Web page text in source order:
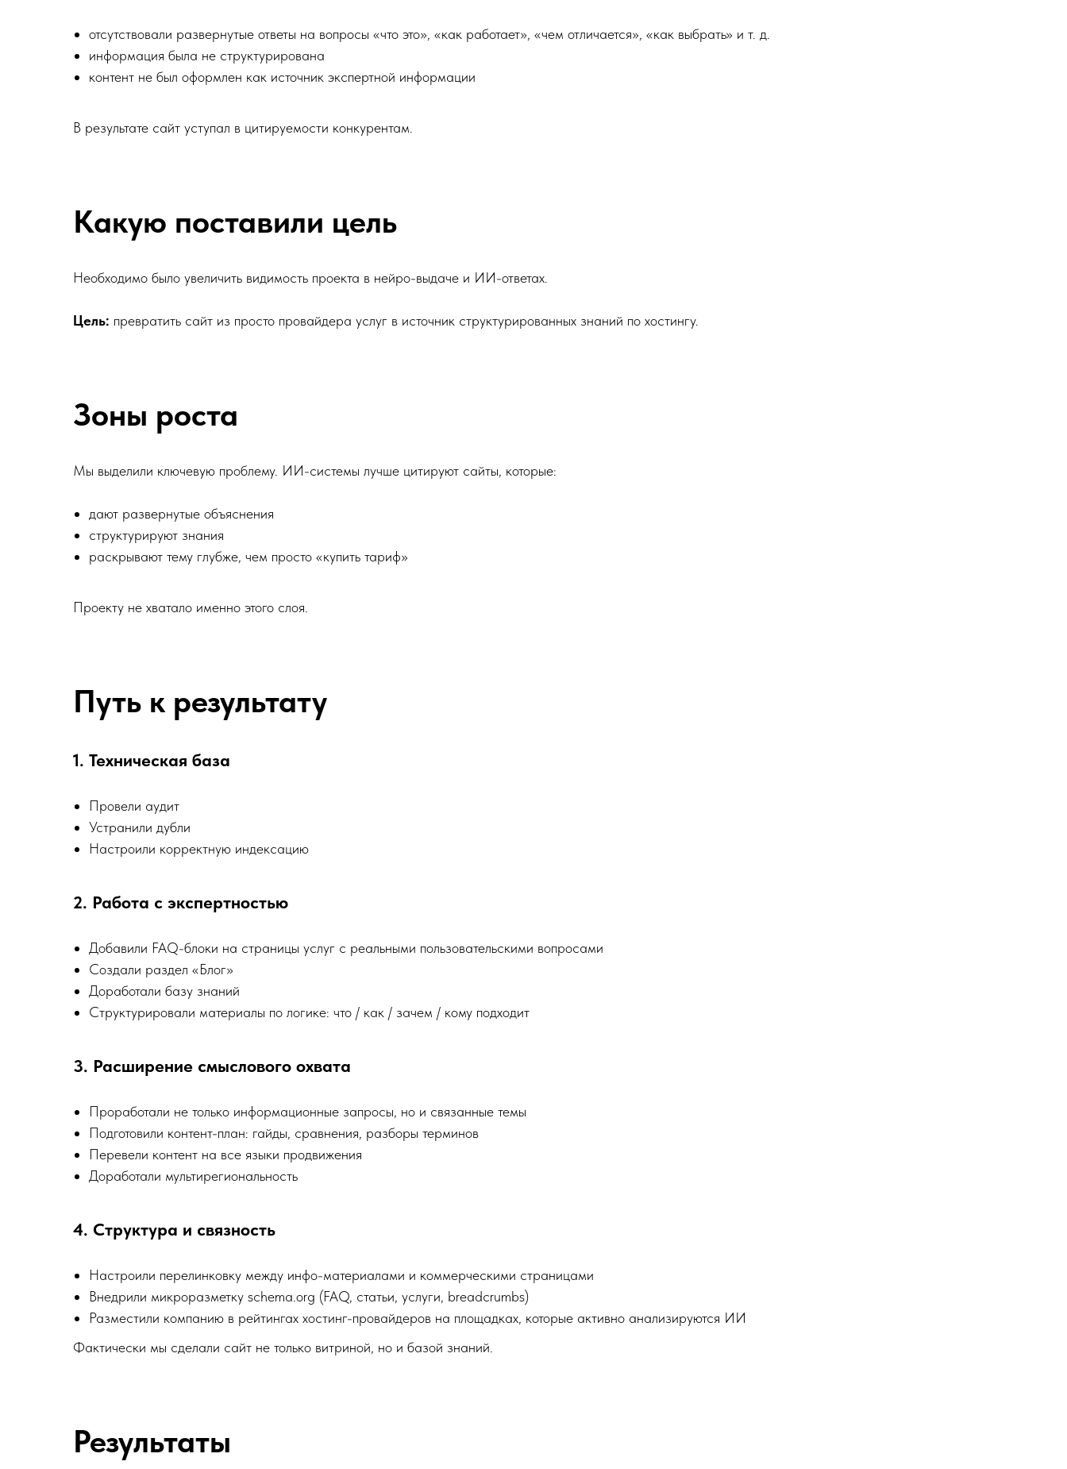
отсутствовали развернутые ответы на вопросы «что это», «как работает», «чем отличается», «как выбрать» и т. д.
информация была не структурирована
контент не был оформлен как источник экспертной информации
В результате сайт уступал в цитируемости конкурентам.
Какую поставили цель
Необходимо было увеличить видимость проекта в нейро-выдаче и ИИ-ответах.
Цель: превратить сайт из просто провайдера услуг в источник структурированных знаний по хостингу.
Зоны роста
Мы выделили ключевую проблему. ИИ-системы лучше цитируют сайты, которые:
дают развернутые объяснения
структурируют знания
раскрывают тему глубже, чем просто «купить тариф»
Проекту не хватало именно этого слоя.
Путь к результату
1. Техническая база
Провели аудит
Устранили дубли
Настроили корректную индексацию
2. Работа с экспертностью
Добавили FAQ-блоки на страницы услуг с реальными пользовательскими вопросами
Создали раздел «Блог»
Доработали базу знаний
Структурировали материалы по логике: что / как / зачем / кому подходит
3. Расширение смыслового охвата
Проработали не только информационные запросы, но и связанные темы
Подготовили контент-план: гайды, сравнения, разборы терминов
Перевели контент на все языки продвижения
Доработали мультирегиональность
4. Структура и связность
Настроили перелинковку между инфо-материалами и коммерческими страницами
Внедрили микроразметку schema.org (FAQ, статьи, услуги, breadcrumbs)
Разместили компанию в рейтингах хостинг-провайдеров на площадках, которые активно анализируются ИИ
Фактически мы сделали сайт не только витриной, но и базой знаний.
Результаты